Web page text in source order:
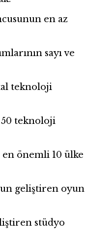
en az
sayı ve
teknoloji
teknoloji
önemli 10 ülke
geliştiren oyun
stüdyo